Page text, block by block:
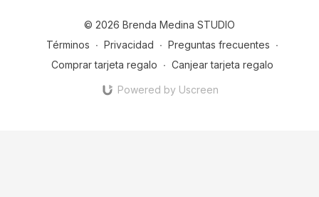
© 2026 Brenda Medina STUDIO
Términos ∙ Privacidad ∙ Preguntas frecuentes ∙
Comprar tarjeta regalo ∙ Canjear tarjeta regalo
Powered by Uscreen